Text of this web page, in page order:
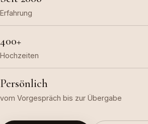
Erfahrung
400+
Hochzeiten
Persönlich
vom Vorgespräch bis zur Übergabe